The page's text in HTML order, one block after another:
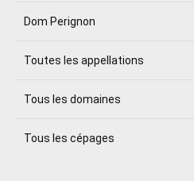
Dom Perignon
Toutes les appellations
Tous les domaines
Tous les cépages